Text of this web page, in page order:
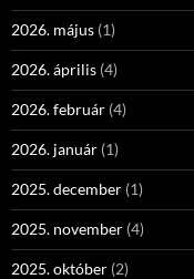
2026. május (1)
2026. április (4)
2026. február (4)
2026. január (1)
2025. december (1)
2025. november (4)
2025. október (2)